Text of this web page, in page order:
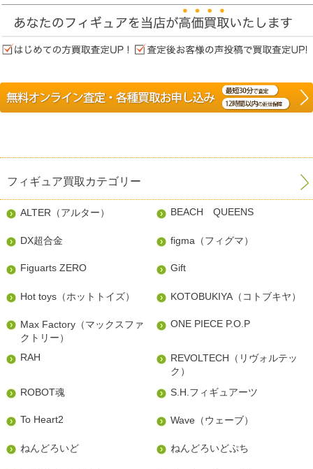
フィギュア買取カテゴリー
ALTER（アルター） BEACH QUEENS
DX超合金 figma（フィグマ）
Figuarts ZERO Gift
Hot toys（ホットトイズ） KOTOBUKIYA（コトブキヤ）
Max Factory（マックスファ
クトリー）
ONE PIECE P.O.P
RAH
REVOLTECH（リヴォルテッ
ク）
ROBOT魂
S.H.フィギュアーツ
To Heart2 Wave（ウェーブ）
ねんどろいど ねんどろいどぷち